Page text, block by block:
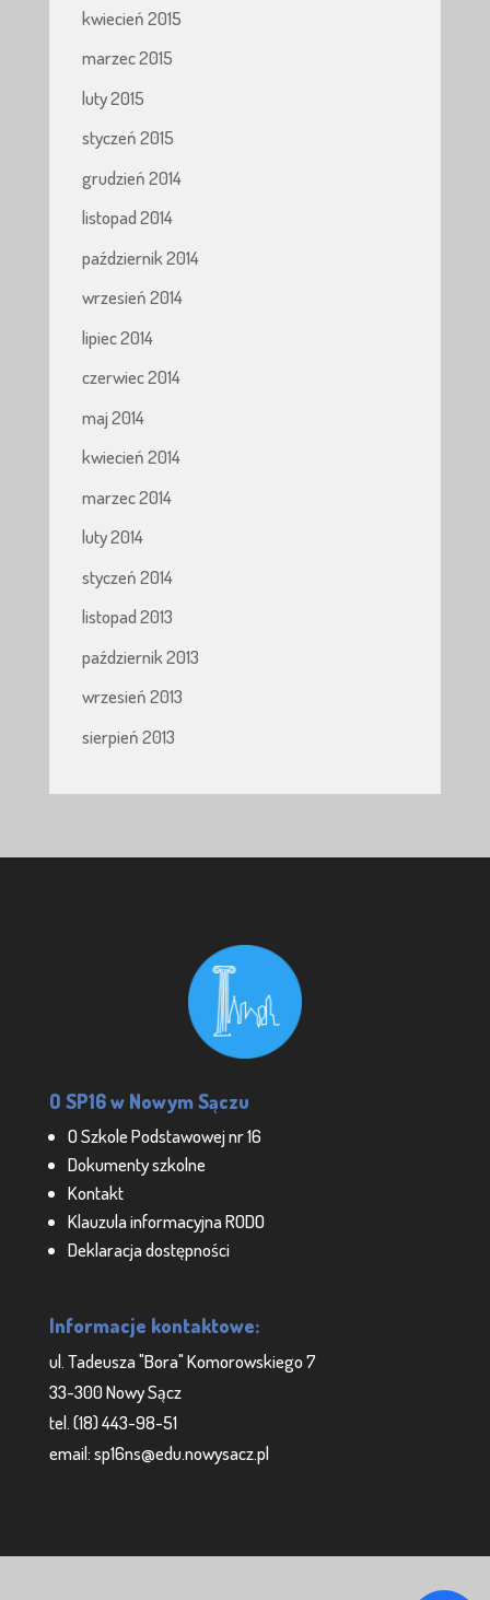
kwiecień 2015
marzec 2015
luty 2015
styczeń 2015
grudzień 2014
listopad 2014
październik 2014
wrzesień 2014
lipiec 2014
czerwiec 2014
maj 2014
kwiecień 2014
marzec 2014
luty 2014
styczeń 2014
listopad 2013
październik 2013
wrzesień 2013
sierpień 2013
O SP16 w Nowym Sączu
O Szkole Podstawowej nr 16
Dokumenty szkolne
Kontakt
Klauzula informacyjna RODO
Deklaracja dostępności
Informacje kontaktowe:
ul. Tadeusza "Bora" Komorowskiego 7
33-300 Nowy Sącz
tel. (18) 443-98-51
email: sp16ns@edu.nowysacz.pl